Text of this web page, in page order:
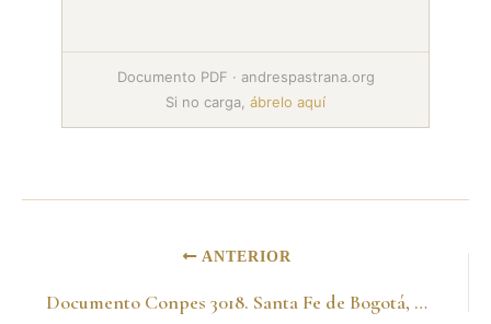
Documento PDF · andrespastrana.org
Si no carga, ábrelo aquí
ANTERIOR
Documento Conpes 3018. Santa Fe de Bogotá, D.C., noviembre 12 de 1998